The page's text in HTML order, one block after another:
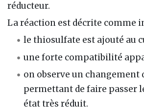
réducteur.
La réaction est décrite comme
le thiosulfate est ajouté au
une forte compatibilité
on observe un changement
permettant de faire passer
état très réduit.